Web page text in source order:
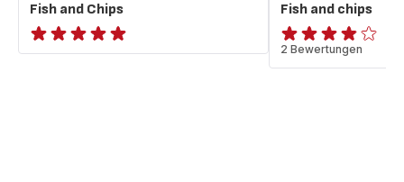
Fish and Chips
ratings.NaN
Fish and chips
ratings.3.8
2 Bewertungen